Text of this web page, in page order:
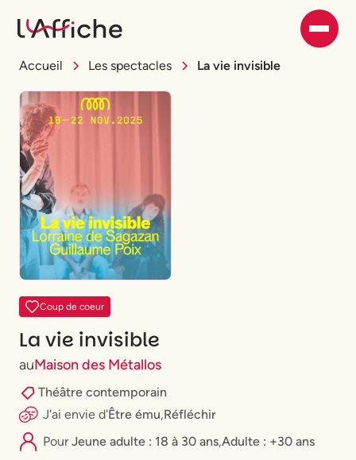
Accueil Les spectacles La vie invisible
Coup de coeur
La vie invisible
auMaison des Métallos
Théâtre contemporain
J'ai envie d'Être ému,Réfléchir
Pour⁠Jeune adulte : 18 à 30 ans,Adulte : +30 ans